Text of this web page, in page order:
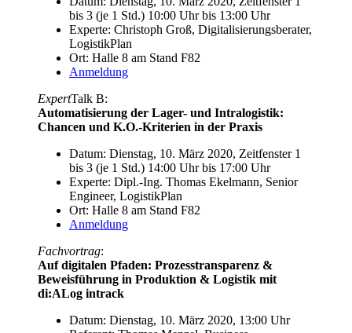
bis 3 (je 1 Std.) 10:00 Uhr bis 13:00 Uhr
Experte: Christoph Groß, Digitalisierungsberater,
LogistikPlan
Ort: Halle 8 am Stand F82
Anmeldung
ExpertTalk B:
Automatisierung der Lager- und Intralogistik:
Chancen und K.O.-Kriterien in der Praxis
Datum: Dienstag, 10. März 2020, Zeitfenster 1
bis 3 (je 1 Std.) 14:00 Uhr bis 17:00 Uhr
Experte: Dipl.-Ing. Thomas Ekelmann, Senior
Engineer, LogistikPlan
Ort: Halle 8 am Stand F82
Anmeldung
Fachvortrag:
Auf digitalen Pfaden: Prozesstransparenz &
Beweisführung in Produktion & Logistik mit
di:ALog intrack
Datum: Dienstag, 10. März 2020, 13:00 Uhr